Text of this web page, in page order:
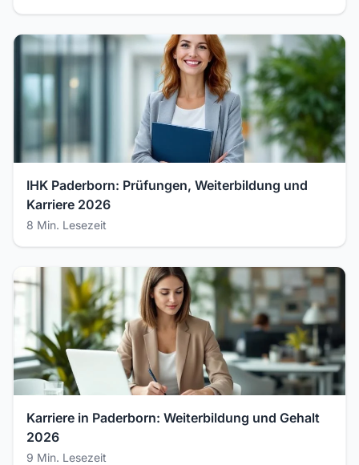
IHK Paderborn: Prüfungen, Weiterbildung und
Karriere 2026
8 Min. Lesezeit
Karriere in Paderborn: Weiterbildung und Gehalt
2026
9 Min. Lesezeit